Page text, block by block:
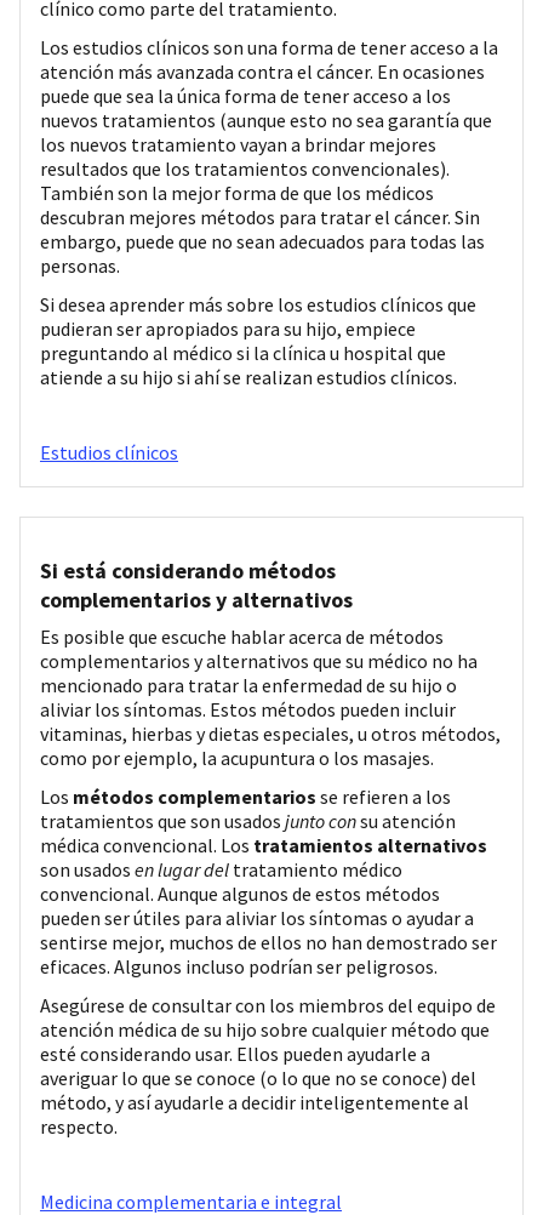
clínico como parte del tratamiento.
Los estudios clínicos son una forma de tener acceso a la
atención más avanzada contra el cáncer. En ocasiones
puede que sea la única forma de tener acceso a los
nuevos tratamientos (aunque esto no sea garantía que
los nuevos tratamiento vayan a brindar mejores
resultados que los tratamientos convencionales).
También son la mejor forma de que los médicos
descubran mejores métodos para tratar el cáncer. Sin
embargo, puede que no sean adecuados para todas las
personas.
Si desea aprender más sobre los estudios clínicos que
pudieran ser apropiados para su hijo, empiece
preguntando al médico si la clínica u hospital que
atiende a su hijo si ahí se realizan estudios clínicos.
Estudios clínicos
Si está considerando métodos
complementarios y alternativos
Es posible que escuche hablar acerca de métodos
complementarios y alternativos que su médico no ha
mencionado para tratar la enfermedad de su hijo o
aliviar los síntomas. Estos métodos pueden incluir
vitaminas, hierbas y dietas especiales, u otros métodos,
como por ejemplo, la acupuntura o los masajes.
Los métodos complementarios se refieren a los
tratamientos que son usados junto consu atención
médica convencional. Los tratamientos alternativos
son usados en lugar del tratamiento médico
convencional. Aunque algunos de estos métodos
pueden ser útiles para aliviar los síntomas o ayudar a
sentirse mejor, muchos de ellos no han demostrado ser
eficaces. Algunos incluso podrían ser peligrosos.
Asegúrese de consultar con los miembros del equipo de
atención médica de su hijo sobre cualquier método que
esté considerando usar. Ellos pueden ayudarle a
averiguar lo que se conoce (o lo que no se conoce) del
método, y así ayudarle a decidir inteligentemente al
respecto.
Medicina complementaria e integral